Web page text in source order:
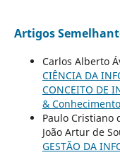
Artigos
Carlos Alberto
CIÊNCIA DA
CONCEITO DE
&
Paulo Cristiano
João Artur de
GESTÃO DA